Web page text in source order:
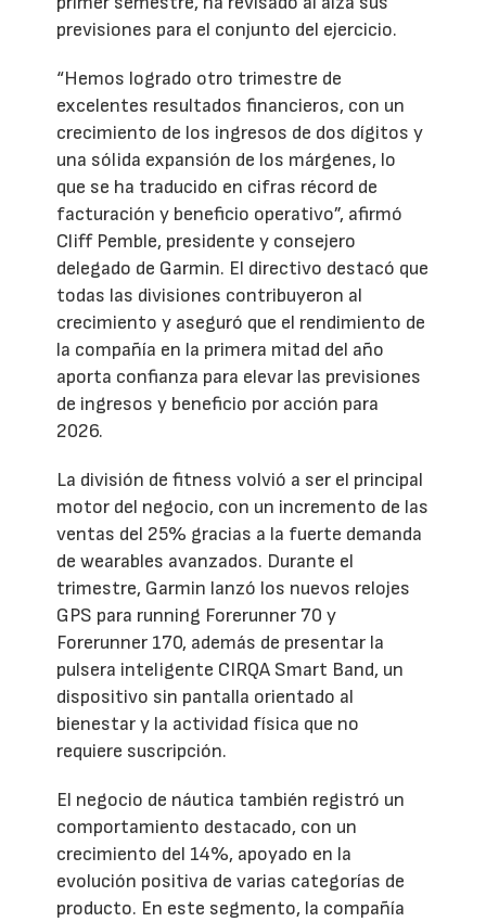
previsiones para el conjunto del ejercicio.
“Hemos logrado otro trimestre de
excelentes resultados financieros, con un
crecimiento de los ingresos de dos dígitos y
una sólida expansión de los márgenes, lo
que se ha traducido en cifras récord de
facturación y beneficio operativo”, afirmó
Cliff Pemble, presidente y consejero
delegado de Garmin. El directivo destacó que
todas las divisiones contribuyeron al
crecimiento y aseguró que el rendimiento de
la compañía en la primera mitad del año
aporta confianza para elevar las previsiones
de ingresos y beneficio por acción para
2026.
La división de fitness volvió a ser el principal
motor del negocio, con un incremento de las
ventas del 25% gracias a la fuerte demanda
de wearables avanzados. Durante el
trimestre, Garmin lanzó los nuevos relojes
GPS para running Forerunner 70 y
Forerunner 170, además de presentar la
pulsera inteligente CIRQA Smart Band, un
dispositivo sin pantalla orientado al
bienestar y la actividad física que no
requiere suscripción.
El negocio de náutica también registró un
comportamiento destacado, con un
crecimiento del 14%, apoyado en la
evolución positiva de varias categorías de
producto. En este segmento, la compañía